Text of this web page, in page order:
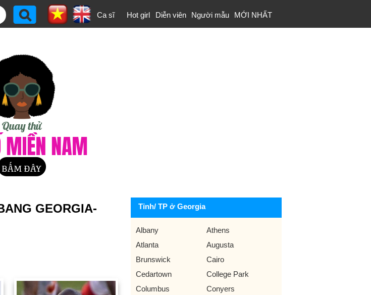
Ca sĩ Hot girl Diễn viên Người mẫu MỚI NHẤT
GEORGIA-
Tỉnh/ TP ở Georgia
Albany
Athens
Atlanta
Augusta
Brunswick
Cairo
Cedartown
College Park
Columbus
Conyers